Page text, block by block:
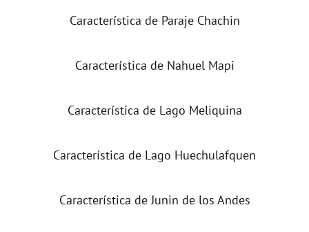
Característica de Paraje Chachin
Característica de Nahuel Mapi
Característica de Lago Meliquina
Característica de Lago Huechulafquen
Característica de Junin de los Andes